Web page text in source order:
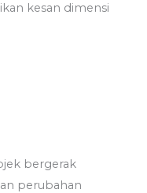
kesan dimensi
bergerak
perubahan